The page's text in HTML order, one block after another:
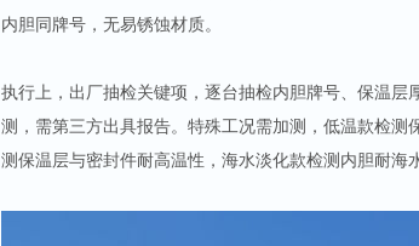
内胆同牌号，无易锈蚀材质。
执行上，出厂抽检关键项，逐台抽检内胆牌号、保温
测，需第三方出具报告。特殊工况需加测，低温款检
测保温层与密封件耐高温性，海水淡化款检测内胆耐海